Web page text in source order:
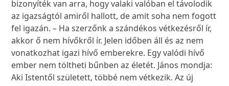
bizonyíték van arra, hogy valaki valóban el távolodik
az igazságtól amiről hallott, de amit soha nem fogott
fel igazán. – Ha szerzőnk a szándékos vétkezésről ír,
akkor ő nem hívőkről ír. Jelen időben áll és az nem
vonatkozhat igazi hívő emberekre. Egy valódi hívő
ember nem töltheti bűnben az életét. János mondja:
Aki Istentől született, többé nem vétkezik. Az új